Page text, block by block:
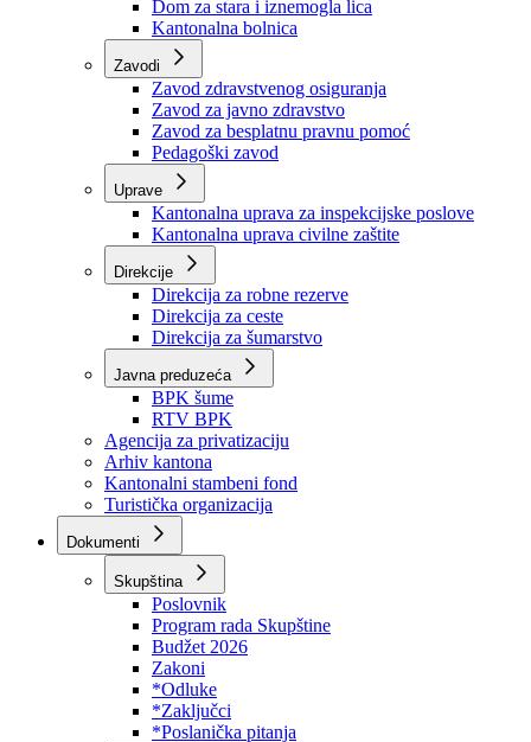
Ustanove
Centar za socijalni rad
Dom za stara i iznemogla lica
Kantonalna bolnica
Zavodi
Zavod zdravstvenog osiguranja
Zavod za javno zdravstvo
Zavod za besplatnu pravnu pomoć
Pedagoški zavod
Kantonalna uprava za inspekcijske poslove
Kantonalna uprava civilne zaštite
Direkcije
Direkcija za robne rezerve
Direkcija za ceste
Direkcija za šumarstvo
Javna preduzeća
BPK šume
RTV BPK
Agencija za privatizaciju
Arhiv kantona
Kantonalni stambeni fond
Turistička organizacija
Dokumenti
Skupština
Poslovnik
Program rada Skupštine
Budžet 2026
Zakoni